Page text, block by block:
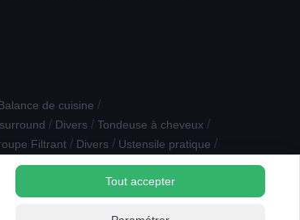
Tout accepter
de cuisine /
/ Divers / Tondeuse à cheveux /
Filtrant / Divers / Ustensile pratique /